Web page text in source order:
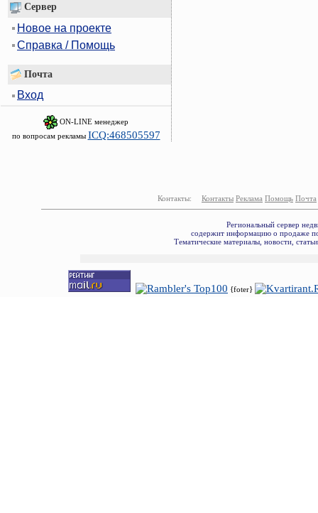
Сервер
Новое на проекте
Справка / Помощь
Почта
Вход
ON-LINE менеджер
по вопросам рекламы ICQ:468505597
Контакты: Контакты Реклама Помощь Почта
Региональный сервер
содержит информацию о продаже
Тематические материалы, новости,
{foter}